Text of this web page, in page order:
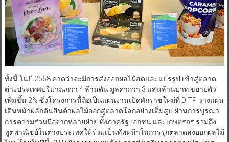
ทั้งนี้ ในปี 2568 คาดว่าจะมีการส่งออกผลไม้สดและแปรรูป เข้าสู่ตลาด
ต่างประเทศปริมาณกว่า 4 ล้านตัน มูลค่ากว่า 3 แสนล้านบาท ขยายตัว
เพิ่มขึ้น 2% ซึ่งโครงการนี้ถือเป็นแผนงานเปิดศักราชใหม่ที่ DITP วางแผน
เดินหน้าผลักดันสินค้าผลไม้ออกสู่ตลาดโลกอย่างเต็มสูบ ผ่านการบูรณา
การความร่วมมือจากหลายฝ่าย ทั้งภาครัฐ เอกชน และเกษตรกร รวมถึง
ทูตพาณิชย์ในต่างประเทศให้ร่วมเป็นทัพหน้าในการรุกตลาดส่งออกผลไม้